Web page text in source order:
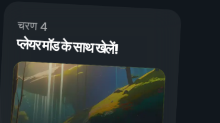
चरण 4
प्लेयर मॉड के साथ खेलें!